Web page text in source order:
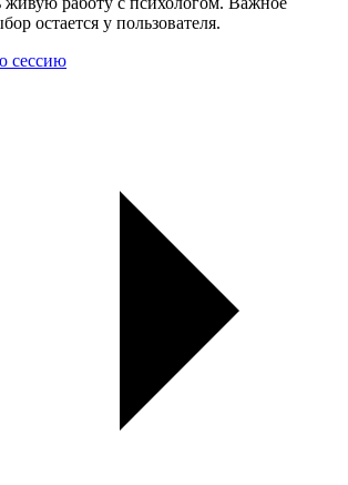
остается у пользователя.
сессию